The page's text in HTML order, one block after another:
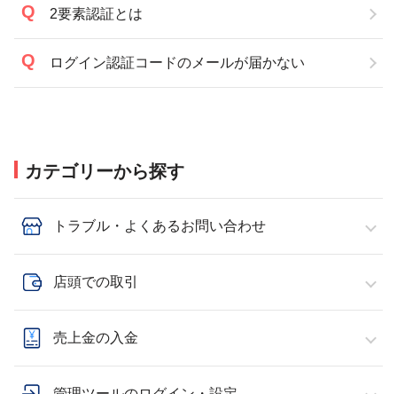
2要素認証とは
ログイン認証コードのメールが届かない
カテゴリーから探す
トラブル・よくあるお問い合わせ
店頭での取引
売上金の入金